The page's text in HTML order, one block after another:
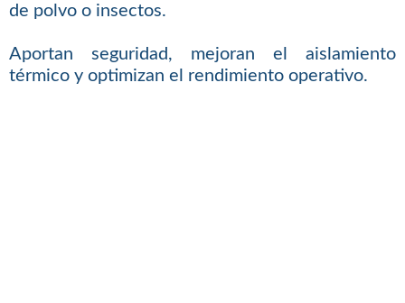
de polvo o insectos.
Aportan seguridad, mejoran el aislamiento
térmico y optimizan el rendimiento operativo.